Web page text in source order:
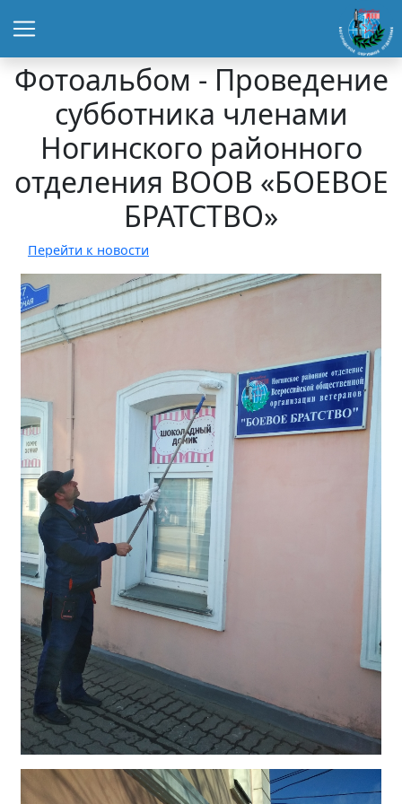
Фотоальбом - Проведение
субботника членами
Ногинского районного
отделения ВООВ «БОЕВОЕ
БРАТСТВО»
Перейти к новости